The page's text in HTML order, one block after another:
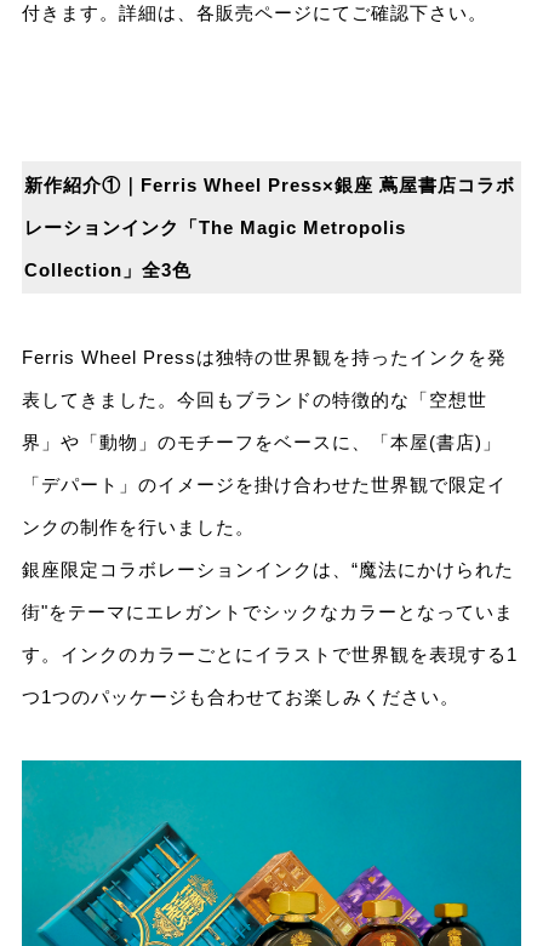
付きます。詳細は、各販売ページにてご確認下さい。
新作紹介①｜Ferris Wheel Press×銀座 蔦屋書店コラボ
レーションインク「The Magic Metropolis
Collection」全3⾊
Ferris Wheel Pressは独特の世界観を持ったインクを発
表してきました。今回もブランドの特徴的な「空想世
界」や「動物」のモチーフをベースに、「本屋(書店)」
「デパート」のイメージを掛け合わせた世界観で限定イ
ンクの制作を⾏いました。
銀座限定コラボレーションインクは、“魔法にかけられた
街"をテーマにエレガントでシックなカラーとなっていま
す。インクのカラーごとにイラストで世界観を表現する1
つ1つのパッケージも合わせてお楽しみください。